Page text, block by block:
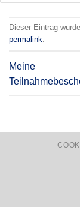
Dieser Eintrag
permalink.
Meine